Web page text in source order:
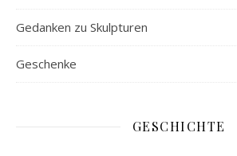
Gedanken zu Skulpturen
Geschenke
GESCHICHTE